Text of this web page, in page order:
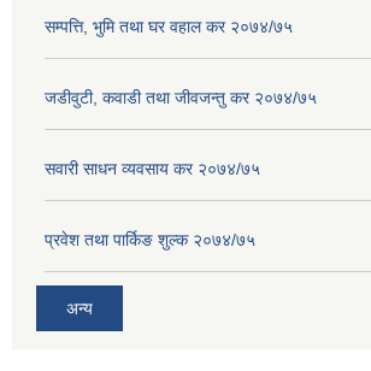
सम्पत्ति, भुमि तथा घर वहाल कर २०७४/७५
जडीवुटी, कवाडी तथा जीवजन्तु कर २०७४/७५
सवारी साधन व्यवसाय कर २०७४/७५
प्रवेश तथा पार्किङ शुल्क २०७४/७५
अन्य